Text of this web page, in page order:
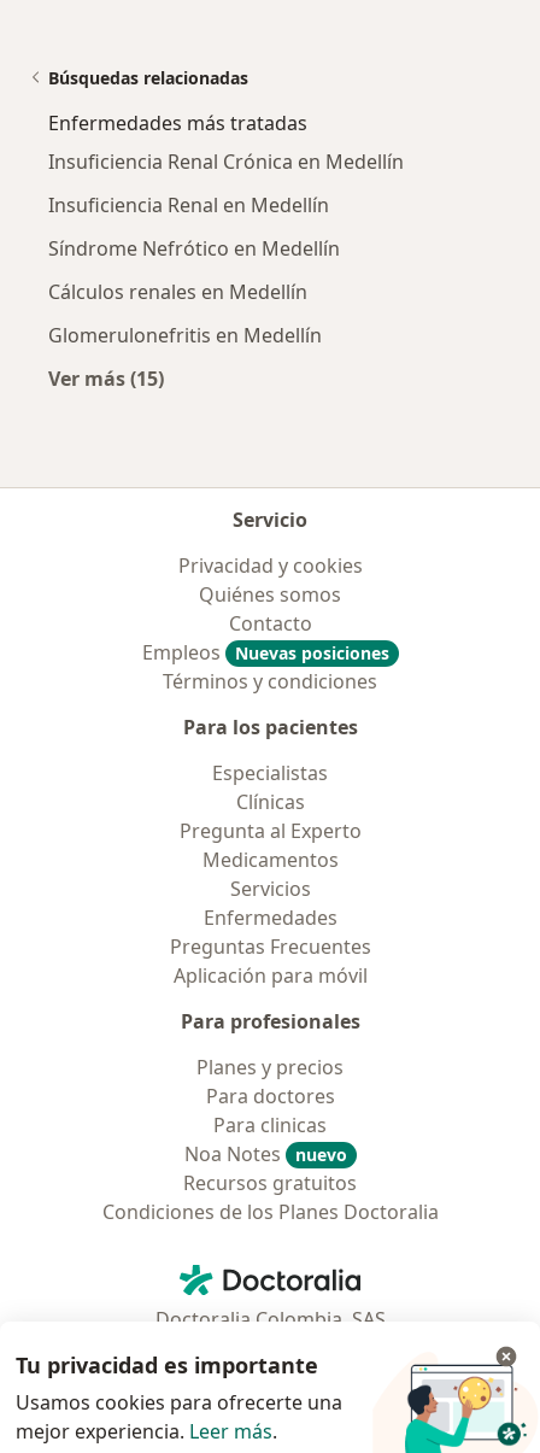
Búsquedas relacionadas
Enfermedades más tratadas
Insuficiencia Renal Crónica en Medellín
Insuficiencia Renal en Medellín
Síndrome Nefrótico en Medellín
Cálculos renales en Medellín
Glomerulonefritis en Medellín
Ver más (15)
Servicio
Privacidad y cookies
Quiénes somos
Contacto
Empleos
Nuevas posiciones
Términos y condiciones
Para los pacientes
Especialistas
Clínicas
Pregunta al Experto
Medicamentos
Servicios
Enfermedades
Preguntas Frecuentes
Aplicación para móvil
Para profesionales
Planes y precios
Para doctores
Para clinicas
Noa Notes
nuevo
Recursos gratuitos
Condiciones de los Planes Doctoralia
Doctoralia - Página de inicio
Doctoralia Colombia, SAS
Municipio: Bogotá D.C., Colombia
Tu privacidad es importante
Usamos cookies para ofrecerte una
mejor experiencia. Leer más.